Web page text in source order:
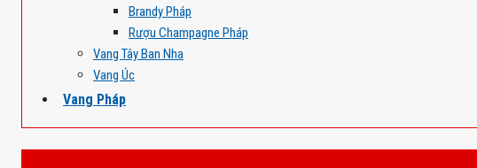
Brandy Pháp
Rượu Champagne Pháp
Vang Tây Ban Nha
Vang Úc
Vang Pháp